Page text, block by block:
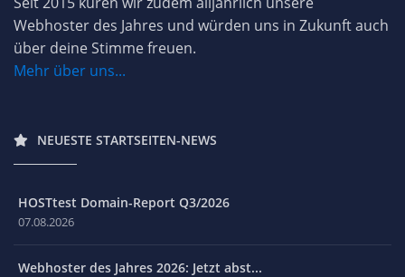
Webhoster des Jahres und würden uns in Zukunft auch
über deine Stimme freuen.
Mehr über uns...
NEUESTE STARTSEITEN-NEWS
HOSTtest Domain-Report Q3/2026
07.08.2026
Webhoster des Jahres 2026: Jetzt abst...